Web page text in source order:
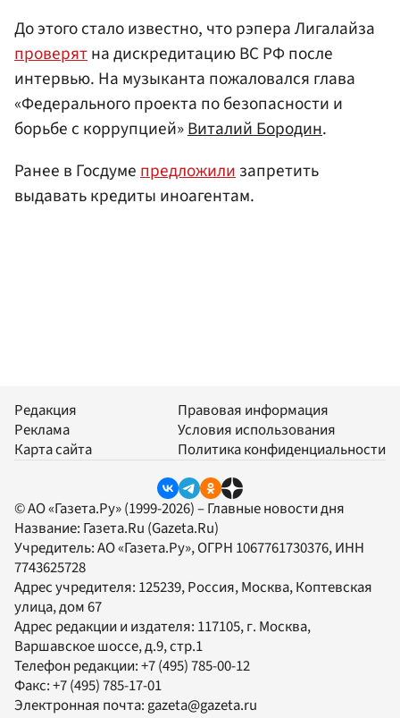
До этого стало известно, что рэпера Лигалайза
проверятна дискредитацию ВС РФ после
интервью. На музыканта пожаловался глава
«Федерального проекта по безопасности и
борьбе с коррупцией»Виталий Бородин.
Ранее в Госдумепредложилизапретить
выдавать кредиты иноагентам.
Редакция
Реклама
Карта сайта
Правовая информация
Условия использования
Политика конфиденциальности
© АО «Газета.Ру» (1999-2026) – Главные новости дня
Название: Газета.Ru (Gazeta.Ru)
Учредитель:АО «Газета.Ру», ОГРН 1067761730376, ИНН
7743625728
Адрес учредителя: 125239, Россия, Москва, Коптевская
улица, дом 67
Адрес редакции и издателя: 117105, г. Москва,
Варшавское шоссе, д.9, стр.1
Телефон редакции:+7 (495) 785-00-12
Факс:+7 (495) 785-17-01
Электронная почта: gazeta@gazeta.ru